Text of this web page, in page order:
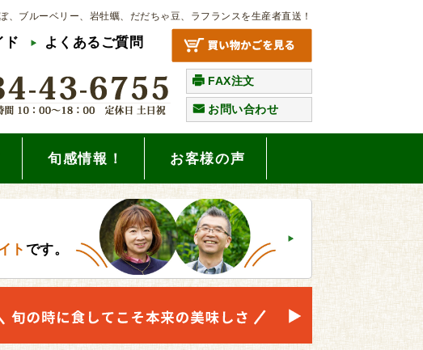
、ブルーベリー、岩牡蠣、だだちゃ豆、ラフランスを生産者直送！
ド よくあるご質問
FAX注文
お問い合わせ
旬感情報！ お客様の声
ト です。